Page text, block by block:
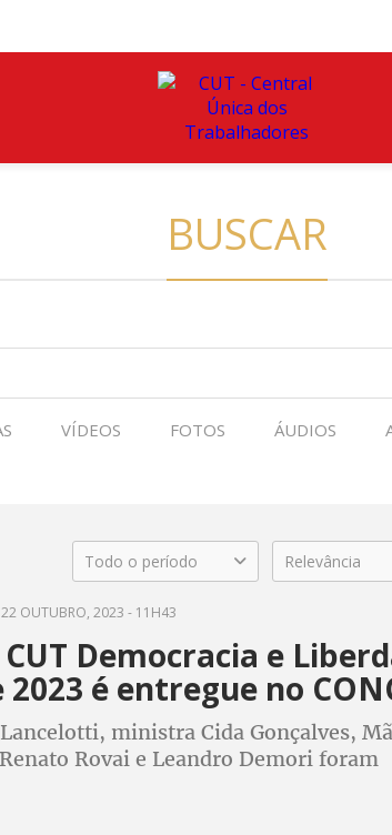
BUSCAR
VÍDEOS FOTOS ÁUDIOS
Todo o período Relevância
22 OUTUBRO, 2023 - 11H43
Democracia e
2023 é entregue no
ministra Cida Gonçalves,
Rovai e Leandro Demori foram